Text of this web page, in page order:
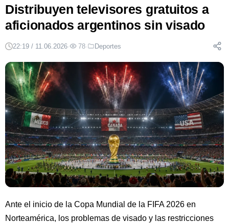
Distribuyen televisores gratuitos a
aficionados argentinos sin visado
22:19 / 11.06.2026· 78· Deportes
Ante el inicio de la Copa Mundial de la FIFA 2026 en
Norteamérica, los problemas de visado y las restricciones